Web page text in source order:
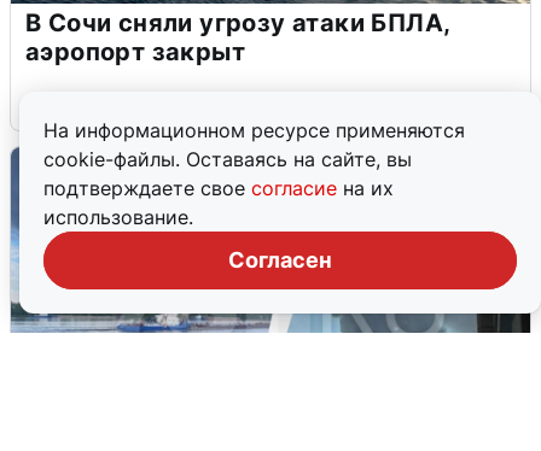
На информационном ресурсе применяются
cookie-файлы. Оставаясь на сайте, вы
подтверждаете свое согласие на их
использование.
Согласен
В Сочи сняли угрозу атаки БПЛА,
аэропорт закрыт